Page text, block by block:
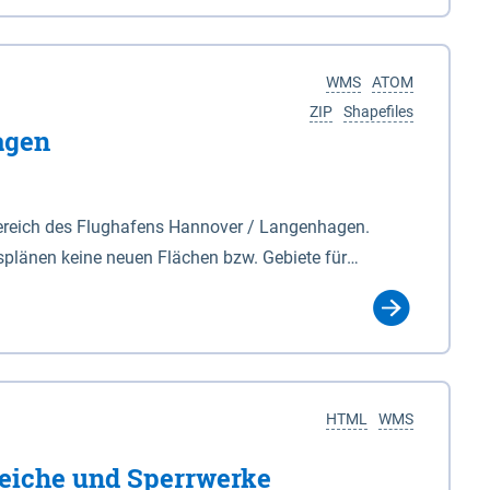
im Osten und Hohnstorf (Elbe) im Westen
Biosphärenreservat umfasst Teile der Landkreise
ATOM
WMS
Shapefiles
ZIP
des Flughafens Hannover / Langenhagen.
keine neuen Flächen bzw. Gebiete für
WMS
HTML
und Sperrwerke